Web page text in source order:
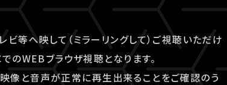
等へ映して（ミラーリングして）ご視聴いただけ
のWEBブラウザ視聴となります。
像と音声が正常に再生出来ることをご確認のう